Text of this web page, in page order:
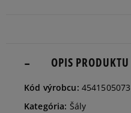
OPIS PRODUKTU
Kód výrobcu: 4541505073
Kategória: Šály